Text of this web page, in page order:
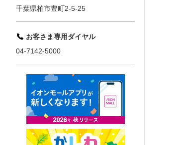
千葉県柏市豊町2-5-25
お客さま専用ダイヤル
04-7142-5000